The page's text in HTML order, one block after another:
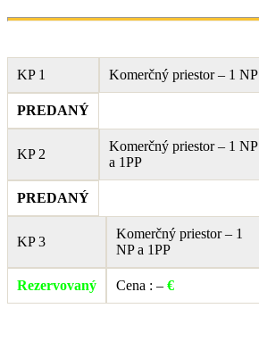
KP 1 Komerčný priestor – 1 NP
PREDANÝ
KP 2
Komerčný priestor – 1 NP
a 1PP
PREDANÝ
KP 3
Komerčný priestor – 1
NP a 1PP
Rezervovaný Cena : – €